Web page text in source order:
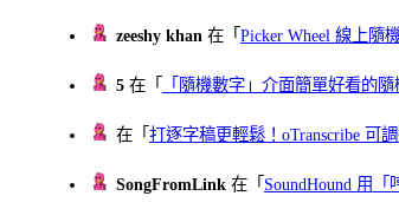
zeeshy khan 在「Picker Wheel 線上隨
5 在「 「隨機數字」介面簡單好看的
在「打逐字稿更輕鬆！oTranscribe 可
SongFromLink 在「 SoundHound 用「